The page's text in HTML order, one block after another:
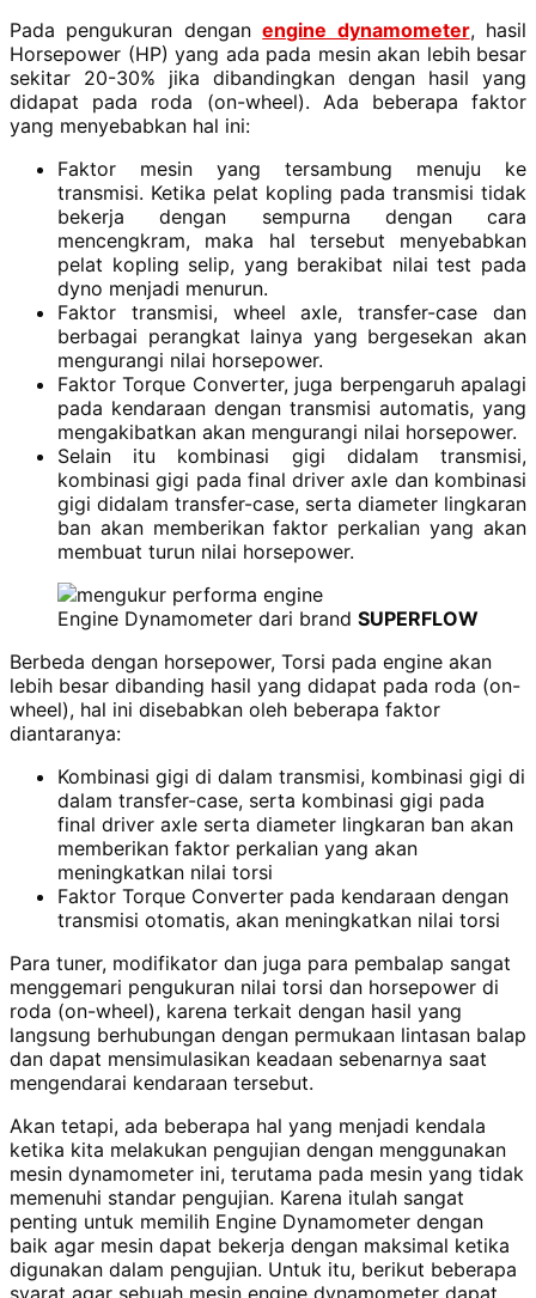
Pada pengukuran denganengine dynamometer, hasil
Horsepower (HP) yang ada pada mesin akan lebih besar
sekitar 20-30% jika dibandingkan dengan hasil yang
didapat pada roda (on-wheel). Ada beberapa faktor
yang menyebabkan hal ini:
Faktor mesin yang tersambung menuju ke
transmisi. Ketika pelat kopling pada transmisi tidak
bekerja dengan sempurna dengan cara
mencengkram, maka hal tersebut menyebabkan
pelat kopling selip, yang berakibat nilai test pada
dyno menjadi menurun.
Faktor transmisi, wheel axle, transfer-case dan
berbagai perangkat lainya yang bergesekan akan
mengurangi nilai horsepower.
Faktor Torque Converter, juga berpengaruh apalagi
pada kendaraan dengan transmisi automatis, yang
mengakibatkan akan mengurangi nilai horsepower.
Selain itu kombinasi gigi didalam transmisi,
kombinasi gigi pada final driver axle dan kombinasi
gigi didalam transfer-case, serta diameter lingkaran
ban akan memberikan faktor perkalian yang akan
membuat turun nilai horsepower.
Engine Dynamometer dari brand SUPERFLOW
Berbeda dengan horsepower, Torsi pada engine akan
lebih besar dibanding hasil yang didapat pada roda (on-
wheel), hal ini disebabkan oleh beberapa faktor
diantaranya:
Kombinasi gigi di dalam transmisi, kombinasi gigi di
dalam transfer-case, serta kombinasi gigi pada
final driver axle serta diameter lingkaran ban akan
memberikan faktor perkalian yang akan
meningkatkan nilai torsi
Faktor Torque Converter pada kendaraan dengan
transmisi otomatis, akan meningkatkan nilai torsi
Para tuner, modifikator dan juga para pembalap sangat
menggemari pengukuran nilai torsi dan horsepower di
roda (on-wheel), karena terkait dengan hasil yang
langsung berhubungan dengan permukaan lintasan balap
dan dapat mensimulasikan keadaan sebenarnya saat
mengendarai kendaraan tersebut.
Akan tetapi, ada beberapa hal yang menjadi kendala
ketika kita melakukan pengujian dengan menggunakan
mesin dynamometer ini, terutama pada mesin yang tidak
memenuhi standar pengujian. Karena itulah sangat
penting untuk memilih Engine Dynamometer dengan
baik agar mesin dapat bekerja dengan maksimal ketika
digunakan dalam pengujian. Untuk itu, berikut beberapa
syarat agar sebuah mesin engine dynamometer dapat